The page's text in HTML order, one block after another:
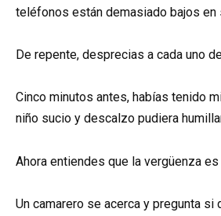
teléfonos están demasiado bajos en
De repente, desprecias a cada uno
Cinco minutos antes, habías tenido
niño sucio y descalzo pudiera
Ahora entiendes que la vergüenza es
Un camarero se acerca y pregunta si